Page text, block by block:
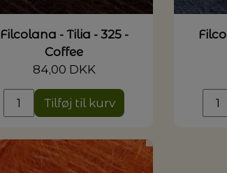
Filcolana - Tilia - 325 -
Coffee
84,00 DKK
Tilføj til kurv